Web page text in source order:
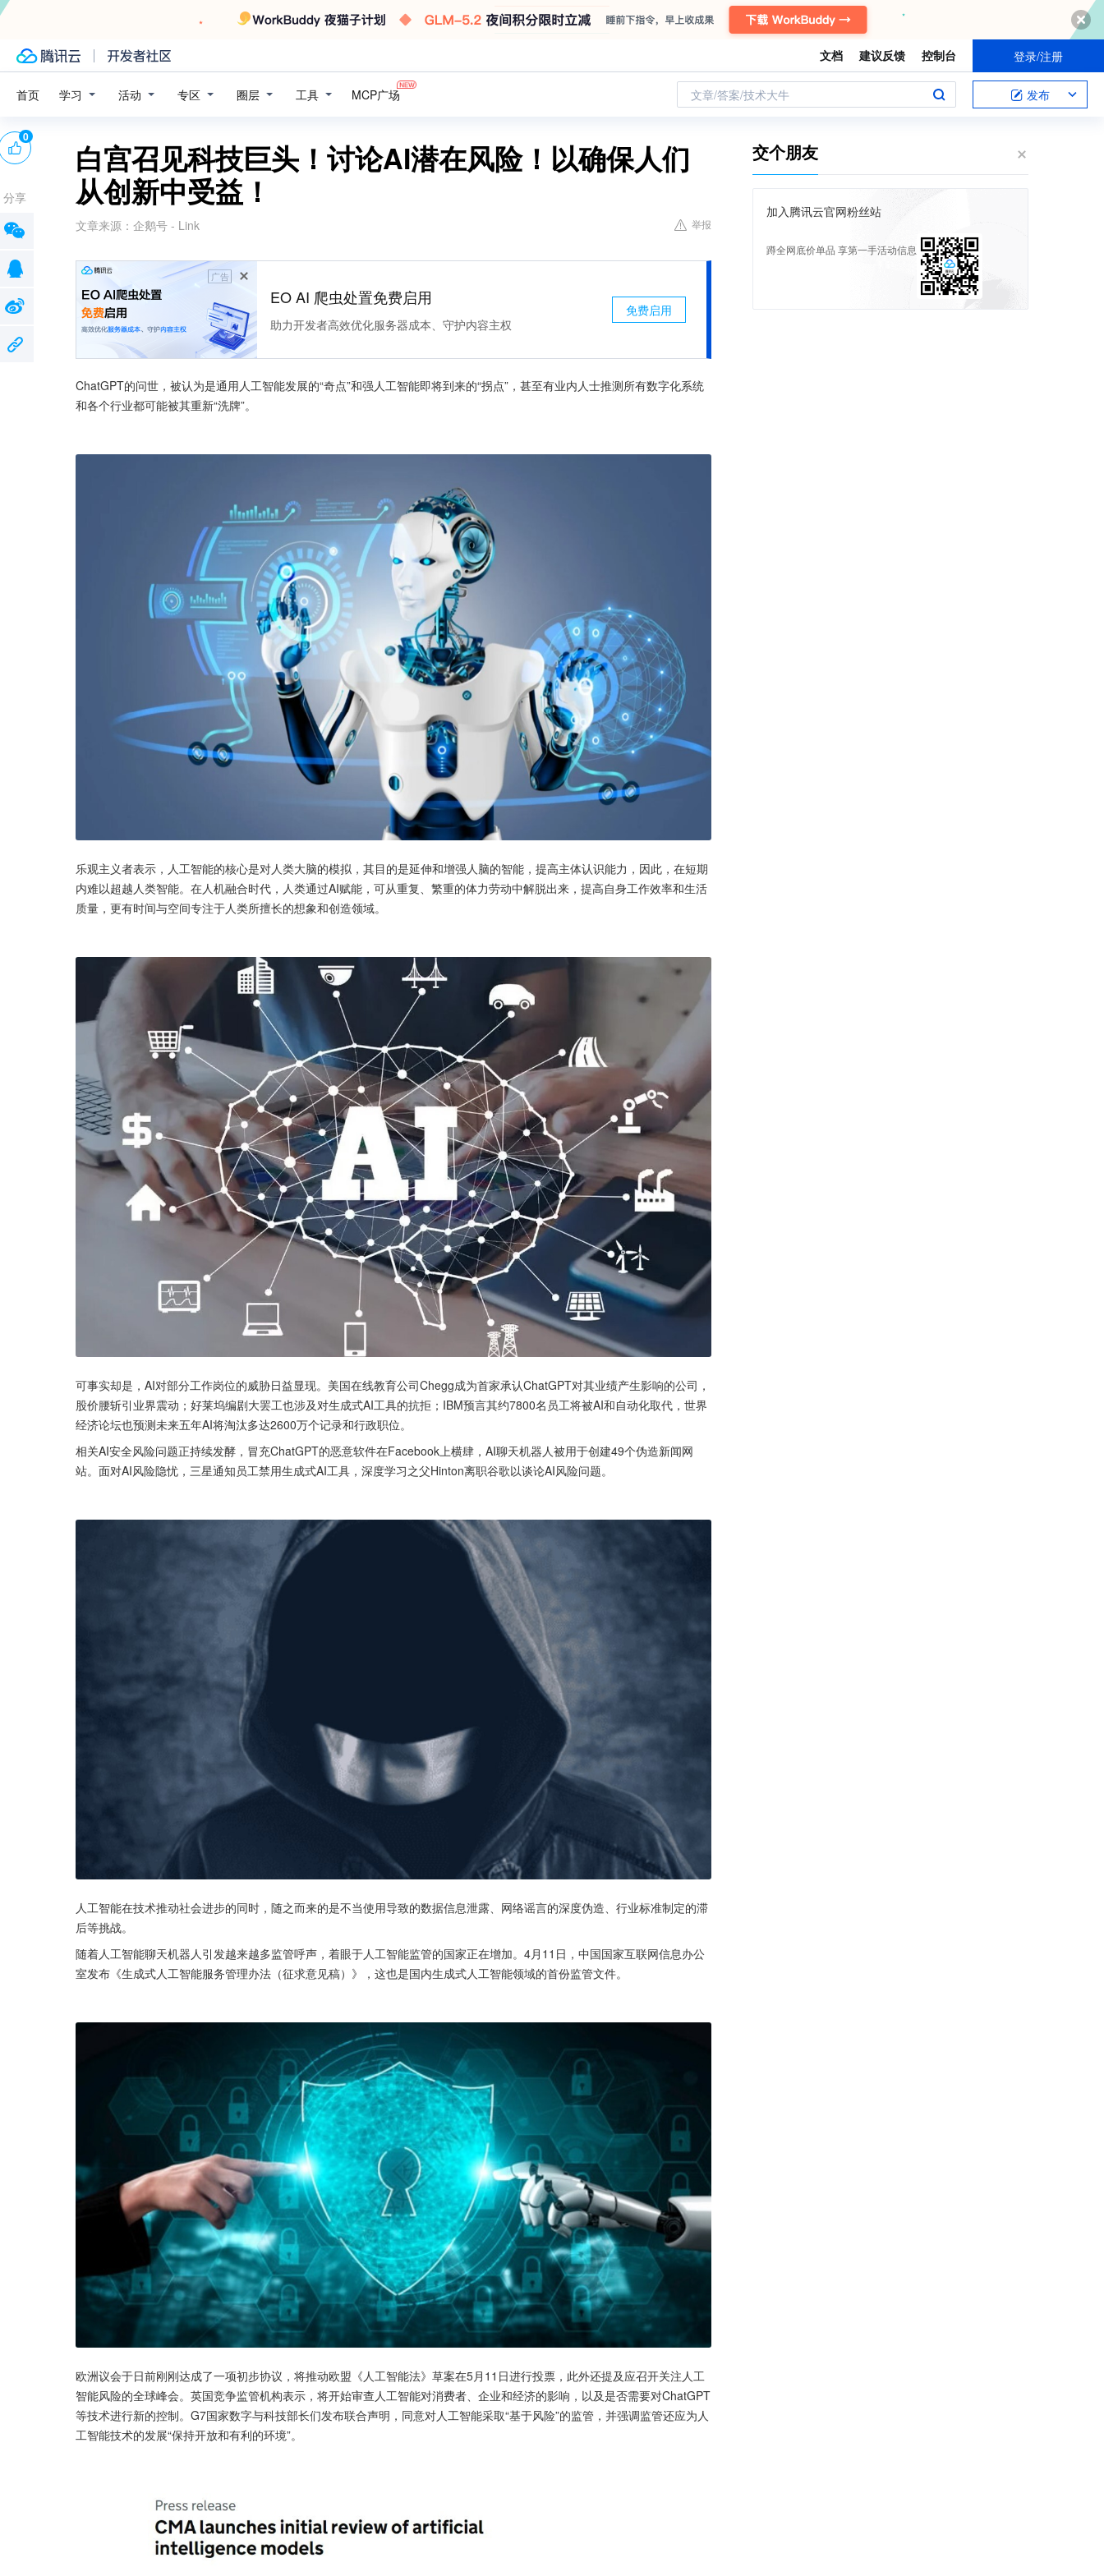
文档 建议反馈 控制台 登录/注册
首页 学习 活动 专区 圈层 工具 MCP广场 文章/答案/技术大牛 发布
白宫召见科技巨头！讨论AI潜在风险！以确保人们
从创新中受益！
文章来源： 企鹅号 - Link 举报
广告
EO AI 爬虫处置免费启用
助力开发者高效优化服务器成本、守护内容主权
免费启用
ChatGPT的问世，被认为是通用人工智能发展的“奇点”和强人工智能即将到来的“拐点”，甚至有业内人士推测所有数字化系统
和各个行业都可能被其重新“洗牌”。
乐观主义者表示，人工智能的核心是对人类大脑的模拟，其目的是延伸和增强人脑的智能，提高主体认识能力，因此，在短期
内难以超越人类智能。在人机融合时代，人类通过AI赋能，可从重复、繁重的体力劳动中解脱出来，提高自身工作效率和生活
质量，更有时间与空间专注于人类所擅长的想象和创造领域。
可事实却是，AI对部分工作岗位的威胁日益显现。美国在线教育公司Chegg成为首家承认ChatGPT对其业绩产生影响的公司，
股价腰斩引业界震动；好莱坞编剧大罢工也涉及对生成式AI工具的抗拒；IBM预言其约7800名员工将被AI和自动化取代，世界
经济论坛也预测未来五年AI将淘汰多达2600万个记录和行政职位。
相关AI安全风险问题正持续发酵，冒充ChatGPT的恶意软件在Facebook上横肆，AI聊天机器人被用于创建49个伪造新闻网
站。面对AI风险隐忧，三星通知员工禁用生成式AI工具，深度学习之父Hinton离职谷歌以谈论AI风险问题。
人工智能在技术推动社会进步的同时，随之而来的是不当使用导致的数据信息泄露、网络谣言的深度伪造、行业标准制定的滞
后等挑战。
随着人工智能聊天机器人引发越来越多监管呼声，着眼于人工智能监管的国家正在增加。4月11日，中国国家互联网信息办公
室发布《生成式人工智能服务管理办法（征求意见稿）》，这也是国内生成式人工智能领域的首份监管文件。
欧洲议会于日前刚刚达成了一项初步协议，将推动欧盟《人工智能法》草案在5月11日进行投票，此外还提及应召开关注人工
智能风险的全球峰会。英国竞争监管机构表示，将开始审查人工智能对消费者、企业和经济的影响，以及是否需要对ChatGPT
等技术进行新的控制。G7国家数字与科技部长们发布联合声明，同意对人工智能采取“基于风险”的监管，并强调监管还应为人
工智能技术的发展“保持开放和有利的环境”。
0
分享
交个朋友
加入腾讯云官网粉丝站
蹲全网底价单品 享第一手活动信息